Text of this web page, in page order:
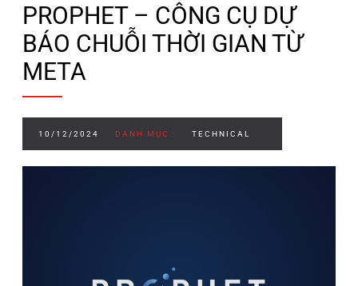
PROPHET – CÔNG CỤ DỰ
BÁO CHUỖI THỜI GIAN TỪ
META
10/12/2024 DANH MỤC : TECHNICAL